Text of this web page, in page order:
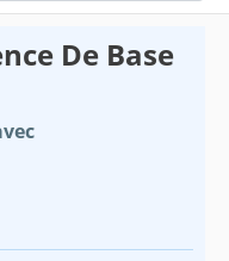
De Base